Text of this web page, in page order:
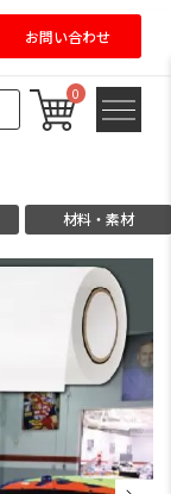
0
お問い合わせ
材料・素材